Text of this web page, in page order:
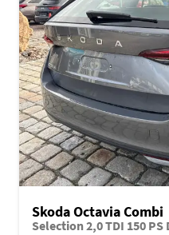
Skoda Octavia Combi